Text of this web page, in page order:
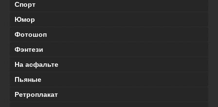
Спорт
Юмор
Фотошоп
Фэнтези
На асфальте
Пьяные
Ретроплакат